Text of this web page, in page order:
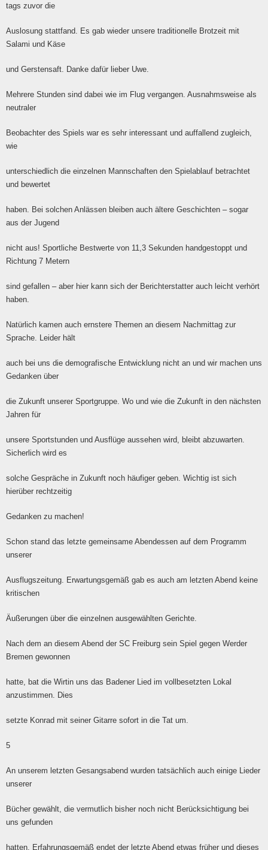
tags zuvor die
Auslosung stattfand. Es gab wieder unsere traditionelle Brotzeit mit
Salami und Käse
und Gerstensaft. Danke dafür lieber Uwe.
Mehrere Stunden sind dabei wie im Flug vergangen. Ausnahmsweise als
neutraler
Beobachter des Spiels war es sehr interessant und auffallend zugleich,
wie
unterschiedlich die einzelnen Mannschaften den Spielablauf betrachtet
und bewertet
haben. Bei solchen Anlässen bleiben auch ältere Geschichten – sogar
aus der Jugend
nicht aus! Sportliche Bestwerte von 11,3 Sekunden handgestoppt und
Richtung 7 Metern
sind gefallen – aber hier kann sich der Berichterstatter auch leicht verhört
haben.
Natürlich kamen auch ernstere Themen an diesem Nachmittag zur
Sprache. Leider hält
auch bei uns die demografische Entwicklung nicht an und wir machen uns
Gedanken über
die Zukunft unserer Sportgruppe. Wo und wie die Zukunft in den nächsten
Jahren für
unsere Sportstunden und Ausflüge aussehen wird, bleibt abzuwarten.
Sicherlich wird es
solche Gespräche in Zukunft noch häufiger geben. Wichtig ist sich
hierüber rechtzeitig
Gedanken zu machen!
Schon stand das letzte gemeinsame Abendessen auf dem Programm
unserer
Ausflugszeitung. Erwartungsgemäß gab es auch am letzten Abend keine
kritischen
Äußerungen über die einzelnen ausgewählten Gerichte.
Nach dem an diesem Abend der SC Freiburg sein Spiel gegen Werder
Bremen gewonnen
hatte, bat die Wirtin uns das Badener Lied im vollbesetzten Lokal
anzustimmen. Dies
setzte Konrad mit seiner Gitarre sofort in die Tat um.
5
An unserem letzten Gesangsabend wurden tatsächlich auch einige Lieder
unserer
Bücher gewählt, die vermutlich bisher noch nicht Berücksichtigung bei
uns gefunden
hatten. Erfahrungsgemäß endet der letzte Abend etwas früher und dieses